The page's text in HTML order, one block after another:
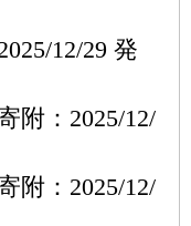
12/29 発
附：2025/12/
附：2025/12/